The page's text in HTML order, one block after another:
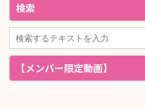
検索
【メンバー限定動画】